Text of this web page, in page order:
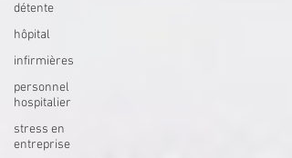
détente
hôpital
infirmières
personnel
hospitalier
stress en
entreprise